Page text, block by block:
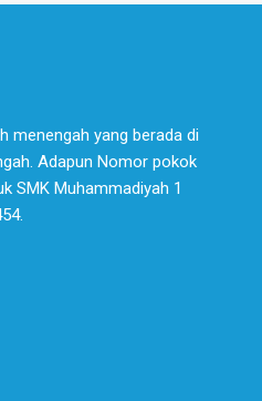
menengah yang berada di
Adapun Nomor pokok
SMK Muhammadiyah 1